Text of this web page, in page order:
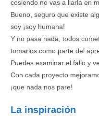
cosiendo no vas a liarla en
Bueno, seguro que existe
soy ¡soy humana!
Y no pasa nada, todos
tomarlos como parte del
Puedes examinar el fallo y
Con cada proyecto
¡que nada nos pare!
La inspiración